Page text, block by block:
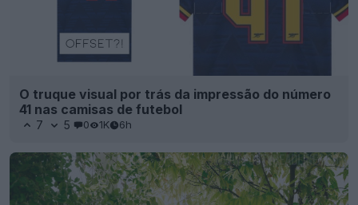
O truque visual por trás da impressão do número
41 nas camisas de futebol
7 5 0 1K 6h